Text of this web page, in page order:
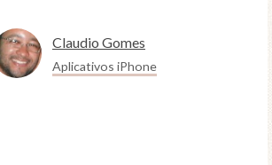
Claudio Gomes
Aplicativos iPhone